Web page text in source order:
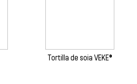
Tortilla de soia VEKE®